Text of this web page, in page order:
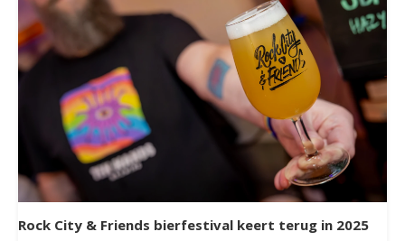
Rock City & Friends bierfestival keert terug in 2025